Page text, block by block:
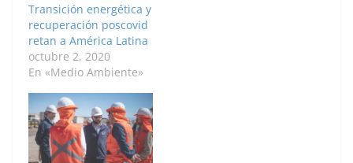
Transición energética y
recuperación poscovid
retan a América Latina
octubre 2, 2020
En «Medio Ambiente»